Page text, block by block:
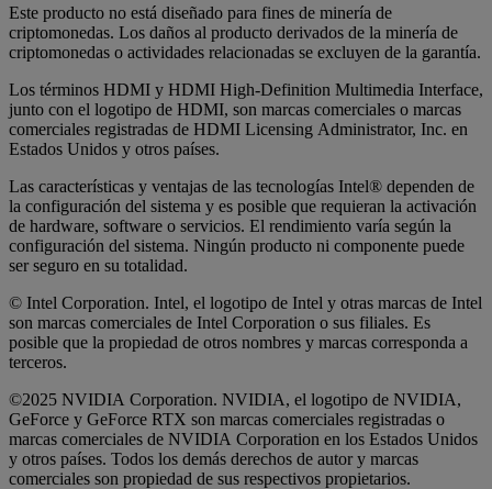
Este producto no está diseñado para fines de minería de
criptomonedas. Los daños al producto derivados de la minería de
criptomonedas o actividades relacionadas se excluyen de la garantía.
Los términos HDMI y HDMI High-Definition Multimedia Interface,
junto con el logotipo de HDMI, son marcas comerciales o marcas
comerciales registradas de HDMI Licensing Administrator, Inc. en
Estados Unidos y otros países.
Las características y ventajas de las tecnologías Intel® dependen de
la configuración del sistema y es posible que requieran la activación
de hardware, software o servicios. El rendimiento varía según la
configuración del sistema. Ningún producto ni componente puede
ser seguro en su totalidad.
© Intel Corporation. Intel, el logotipo de Intel y otras marcas de Intel
son marcas comerciales de Intel Corporation o sus filiales. Es
posible que la propiedad de otros nombres y marcas corresponda a
terceros.
©2025 NVIDIA Corporation. NVIDIA, el logotipo de NVIDIA,
GeForce y GeForce RTX son marcas comerciales registradas o
marcas comerciales de NVIDIA Corporation en los Estados Unidos
y otros países. Todos los demás derechos de autor y marcas
comerciales son propiedad de sus respectivos propietarios.